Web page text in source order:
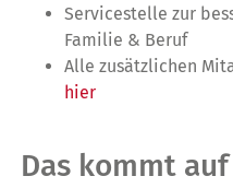
Servicestelle zur
Familie & Beruf
Alle zusätzlichen
hier
Das kommt auf